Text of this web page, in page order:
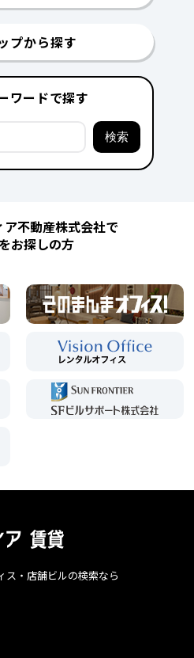
プから探す
ワードで探す
不動産株式会社で
お探しの方
ス・店舗ビルの検索なら